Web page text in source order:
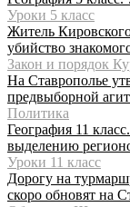
Уроки 5 класс
Житель
убийство
Закон и порядок
На Ставрополье
предвыборной
Политика
География 11
выделению
Уроки 11 класс
Дорогу на
скоро обновят на